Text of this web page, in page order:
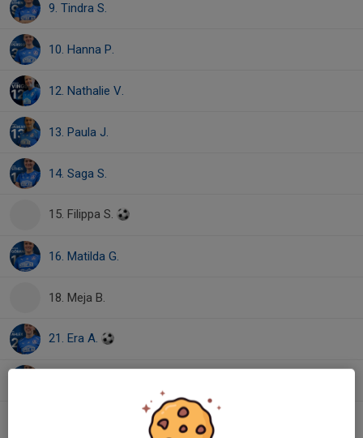
9. Tindra S.
10. Hanna P.
12. Nathalie V.
13. Paula J.
14. Saga S.
15. Filippa S.
16. Matilda G.
18. Meja B.
21. Era A.